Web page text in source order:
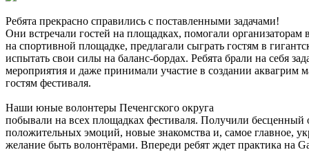
Ребята прекрасно справились с поставленными задачами!
Они встречали гостей на площадках, помогали организаторам
на спортивной площадке, предлагали сыграть гостям в
испытать свои силы на баланс-бордах. Ребята брали на себя
мероприятия и даже принимали участие в создании аквагрим
гостям фестиваля.
Наши юные волонтеры Печенгского округа
побывали на всех площадках фестиваля. Получили бесценный
положительных эмоций, новые знакомства и, самое главное,
желание быть волонтёрами. Впереди ребят ждет практика на